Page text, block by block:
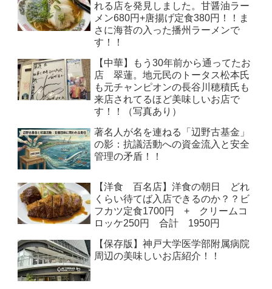
れる店を発見しました。甘醤油ラー
メン680円+唐揚げ定食380円！！ま
さに海苔の入った播州ラーメンで
す！！
【中華】もう30年前から通ってたお
店 翠蓮。地元民のトータス松本氏
も元チャンピオンの長谷川穂積氏も
来店されてるほど美味しいお店で
す！！（写真あり）
著名人が名を連ねる「辺野古基金」
の影：抗議活動への資金流入と安全
管理の矛盾！！
【洋食 百名店】洋食の朝日 どれ
くらい待てば入店できるのか？？ビ
フカツ定食1700円 + クリームコ
ロッケ250円 合計 1950円
【保存版】神戸大学医学部附属病院
周辺の美味しいお店紹介！！